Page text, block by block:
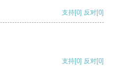
支持[0] 反对[0]
支持[0] 反对[0]